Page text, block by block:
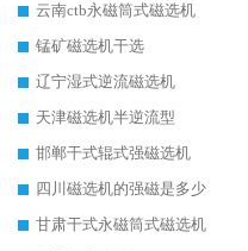
云南ctb永磁筒式磁选机
锰矿磁选机干选
辽宁湿式逆流磁选机
天津磁选机半逆流型
邯郸干式辊式强磁选机
四川磁选机的强磁是多少
甘肃干式永磁筒式磁选机